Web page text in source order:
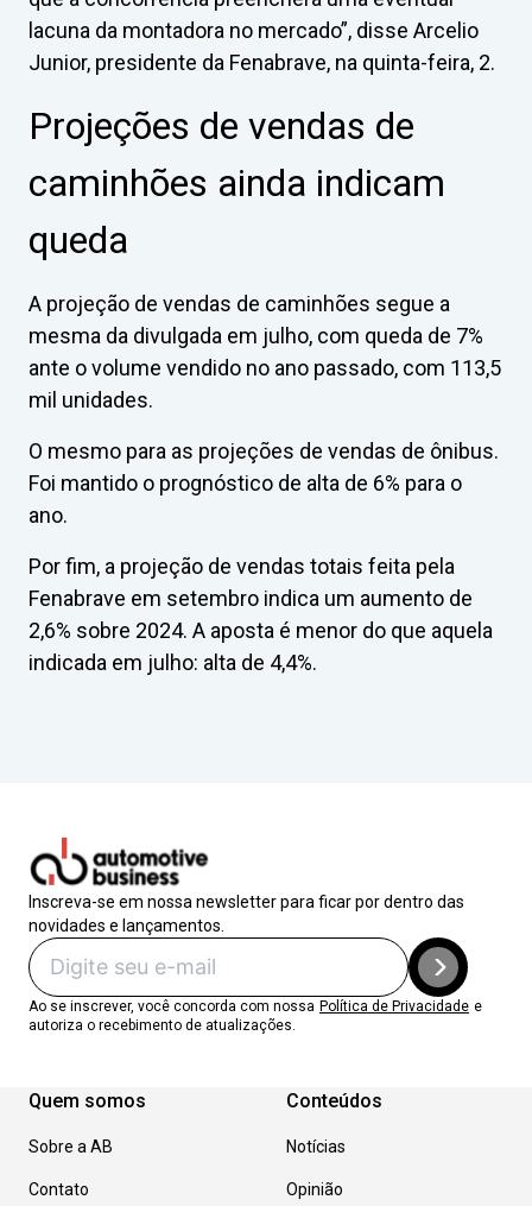
lacuna da montadora no mercado”, disse Arcelio
Junior, presidente da Fenabrave, na quinta-feira, 2.
Projeções de vendas de
caminhões ainda indicam
queda
A projeção de vendas de caminhões segue a
mesma da divulgada em julho, com queda de 7%
ante o volume vendido no ano passado, com 113,5
mil unidades.
O mesmo para as projeções de vendas de ônibus.
Foi mantido o prognóstico de alta de 6% para o
ano.
Por fim, a projeção de vendas totais feita pela
Fenabrave em setembro indica um aumento de
2,6% sobre 2024. A aposta é menor do que aquela
indicada em julho: alta de 4,4%.
Inscreva-se em nossa newsletter para ficar por dentro das
novidades e lançamentos.
Ao se inscrever, você concorda com nossa Política de Privacidade e
autoriza o recebimento de atualizações.
Quem somos
Sobre a AB
Contato
Conteúdos
Notícias
Opinião